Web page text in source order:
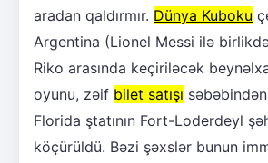
aradan qaldırmır. Dünya Kuboku
Argentina (Lionel Messi ilə
Riko arasında keçiriləcək
oyunu, zəif bilet satışı
Florida ştatının Fort-Loderdeyl
köçürüldü. Bəzi şəxslər bunun